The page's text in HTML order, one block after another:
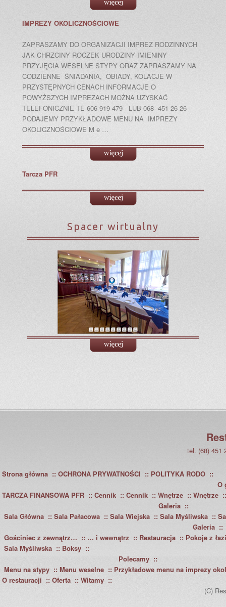
IMPREZY OKOLICZNOŚCIOWE
ZAPRASZAMY DO ORGANIZACJI IMPREZ RODZINNYCH
JAK CHRZCINY ROCZEK URODZINY IMIENINY
PRZYJĘCIA WESELNE STYPY ORAZ ZAPRASZAMY NA
CODZIENNE ŚNIADANIA, OBIADY, KOLACJE W
PRZYSTĘPNYCH CENACH INFORMACJE O
POWYŻSZYCH IMPREZACH MOŻNA UZYSKAĆ
TELEFONICZNIE TE 606 919 479 LUB 068 451 26 26
PODAJEMY PRZYKŁADOWE MENU NA IMPREZY
OKOLICZNOŚCIOWE M e …
Tarcza PFR
Spacer wirtualny
tel. (68) 451
Strona główna OCHRONA PRYWATNOŚCI
POLITYKA RODO
O
TARCZA FINANSOWA PFR
Cennik Cennik Wnętrze
Wnętrze
Galeria
Sala Główna
Sala Pałacowa Sala Wiejska Sala Myśliwska
Galeria
Gościniec z zewnątrz…
… i wewnątrz Restauracja
Pokoje z
Sala Myśliwska
Boksy
Polecamy
Menu na stypy
Menu weselne
Przykładowe menu na imprezy
O restauracji
Oferta
Witamy
(C)